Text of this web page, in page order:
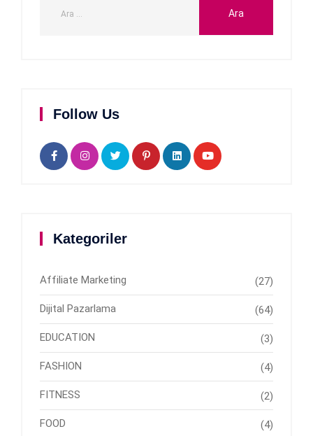
Follow Us
Kategoriler
Affiliate Marketing (27)
Dijital Pazarlama (64)
EDUCATION (3)
FASHION (4)
FITNESS (2)
FOOD (4)